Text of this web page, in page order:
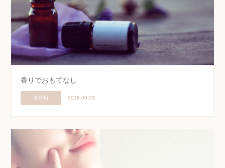
香りでおもてなし
未分類 2018.09.03